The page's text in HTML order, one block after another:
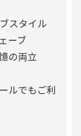
スタイル
ーブ
の両立
ルでもご利